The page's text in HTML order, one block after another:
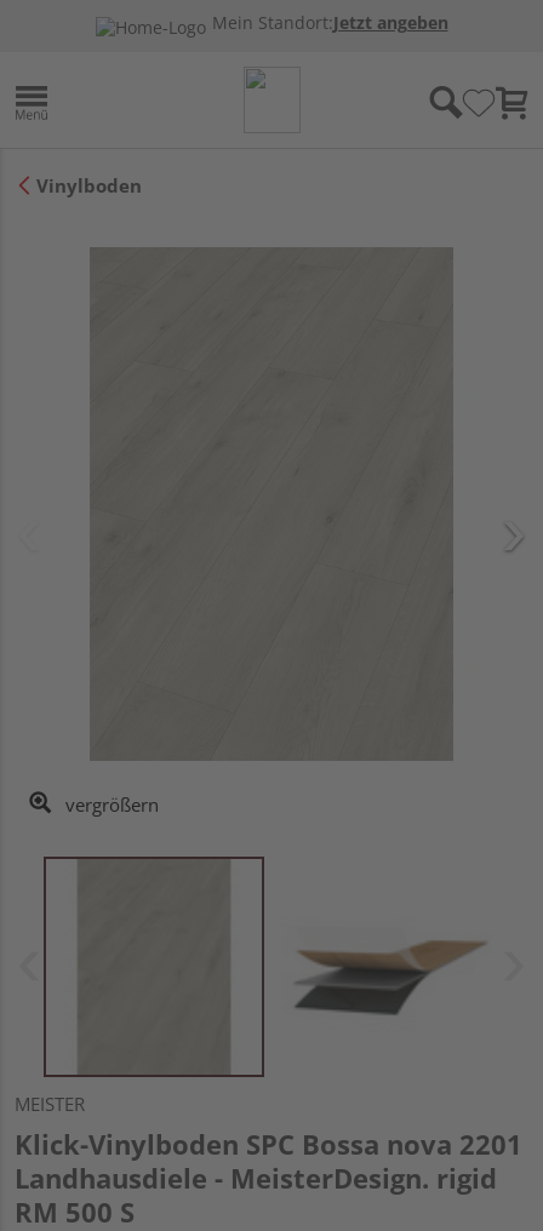
Mein Standort:Jetzt angeben
Vinylboden
vergrößern
MEISTER
Klick-Vinylboden SPC Bossa nova 2201
Landhausdiele - MeisterDesign. rigid
RM 500 S